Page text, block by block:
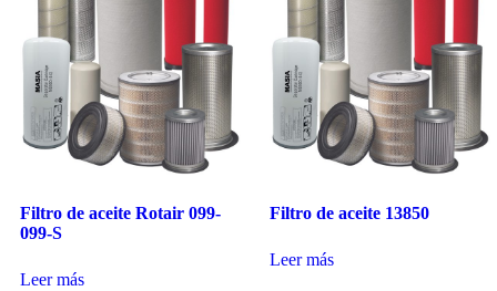
Filtro de aceite Rotair 099-
099-S
Leer más
Filtro de aceite 13850
Leer más